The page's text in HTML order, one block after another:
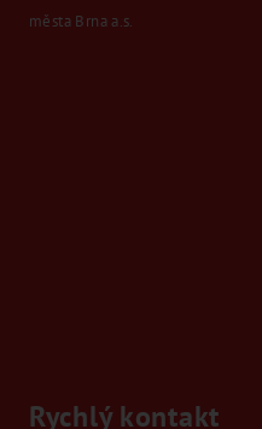
města Brna a.s.
Rychlý kontakt